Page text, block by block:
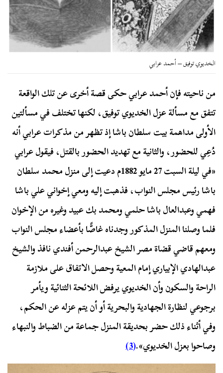
الخديوي توفيق – أحمد عرابي
من ناحيته فإن أحمد عرابي حكى قصة أخرى عن تلك الواقعة
تتفق مع مسألة عزل الخديوي توفيق، لكنها تختلف في مسألتين
الأولى مداهمة بيت سلطان باشا إذ تظهر من مذكرات عرابي أنه
دُعِي للحضور، والثانية مع تهديد الحضور بالقتل، فيقول عرابي
«في ليلة السبت 27 مايو 1882م دعيت إلى منزل محمد سلطان
باشا رئيس مجلس النواب، فذهبت إليه ومعي إخواني علي باشا
فهمي وعبدالعال باشا حلمي ومحمد بك عبيد وغيره من الإخوان
فلما وصلنا المنزل المذكور وجدناه غاصًّا بأعضاء مجلس النواب
ومعهم قاضي قضاة مصر الشيخ عبدالرحمن أفندي نافذ والشيخ
عبدالهادي الإبياري إمام المعية وحصل الاتفاق على ملازمة
الراحة والسكون وأن الخديوي يرفض اللائحة الثنائية ويأمر
برجوعي لنظارة الجهادية والبحرية أو أن يتم عزله عن الحكم،
وفي أثناء ذلك حضر بحديقة المنزل جماعة من الضباط والنبهاء
وصاحوا بعزل الخديوي».(3)